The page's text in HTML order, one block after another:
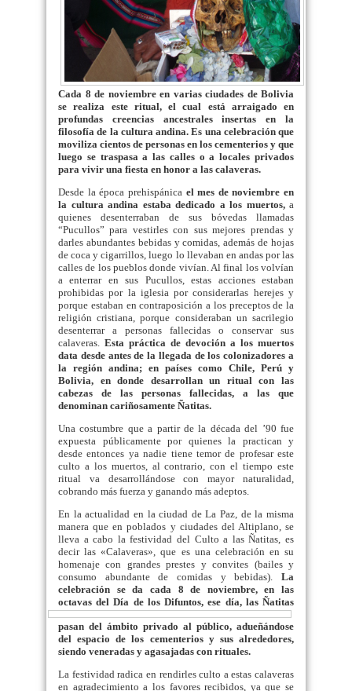
Cada 8 de noviembre en varias ciudades de Bolivia
se realiza este ritual, el cual está arraigado en
profundas creencias ancestrales insertas en la
filosofía de la cultura andina. Es una celebración que
moviliza cientos de personas en los cementerios y que
luego se traspasa a las calles o a locales privados
para vivir una fiesta en honor a las calaveras.
Desde la época prehispánica el mes de noviembre en
la cultura andina estaba dedicado a los muertos, a
quienes desenterraban de sus bóvedas llamadas
“Pucullos” para vestirles con sus mejores prendas y
darles abundantes bebidas y comidas, además de hojas
de coca y cigarrillos, luego lo llevaban en andas por las
calles de los pueblos donde vivían. Al final los volvían
a enterrar en sus Pucullos, estas acciones estaban
prohibidas por la iglesia por considerarlas herejes y
porque estaban en contraposición a los preceptos de la
religión cristiana, porque consideraban un sacrilegio
desenterrar a personas fallecidas o conservar sus
calaveras. Esta práctica de devoción a los muertos
data desde antes de la llegada de los colonizadores a
la región andina; en países como Chile, Perú y
Bolivia, en donde desarrollan un ritual con las
cabezas de las personas fallecidas, a las que
denominan cariñosamente Ñatitas.
Una costumbre que a partir de la década del ’90 fue
expuesta públicamente por quienes la practican y
desde entonces ya nadie tiene temor de profesar este
culto a los muertos, al contrario, con el tiempo este
ritual va desarrollándose con mayor naturalidad,
cobrando más fuerza y ganando más adeptos.
En la actualidad en la ciudad de La Paz, de la misma
manera que en poblados y ciudades del Altiplano, se
lleva a cabo la festividad del Culto a las Ñatitas, es
decir las «Calaveras», que es una celebración en su
homenaje con grandes prestes y convites (bailes y
consumo abundante de comidas y bebidas). La
celebración se da cada 8 de noviembre, en las
octavas del Día de losDifuntos, ese día, las Ñatitas
pasan del ámbito privado al público, adueñándose
del espacio de los cementerios y sus alrededores,
siendo veneradas y agasajadas con rituales.
La festividad radica en rendirles culto a estas calaveras
en agradecimiento a los favores recibidos, ya que se